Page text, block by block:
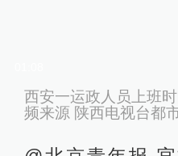
西安一运政人员上班
频来源 陕西电视台都